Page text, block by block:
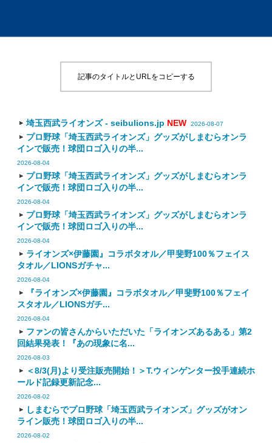
記事のタイトルとURLをコピーする
埼玉西武ライオンズ - seibulions.jp NEW 2026-08-07
プロ野球「埼玉西武ライオンズ」グッズがしまむらオンラ
インで販売！球団ロゴ入りの半...
2026-08-04
プロ野球「埼玉西武ライオンズ」グッズがしまむらオンラ
インで販売！球団ロゴ入りの半...
2026-08-04
プロ野球「埼玉西武ライオンズ」グッズがしまむらオンラ
インで販売！球団ロゴ入りの半...
2026-08-04
ライオンズ×伊藤園』コラボタオル／甲斐野100％フェイス
タオル／LIONSガチャ...
2026-08-04
『ライオンズ×伊藤園』コラボタオル／甲斐野100％フェイ
スタオル／LIONSガチ...
2026-08-04
ファンの皆さんからいただいた「ライオンズあるある」第2
回結果発表！『あの現象に名...
2026-08-03
＜8/3(月)より受注販売開始！＞T.ウィンゲンター投手連続ホ
ールド記録更新記念...
2026-08-02
しまむらでプロ野球「埼玉西武ライオンズ」グッズがオン
ライン販売！球団ロゴ入りの半...
2026-08-02